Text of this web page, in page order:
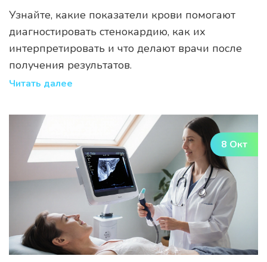
Узнайте, какие показатели крови помогают
диагностировать стенокардию, как их
интерпретировать и что делают врачи после
получения результатов.
Читать далее
8 Окт